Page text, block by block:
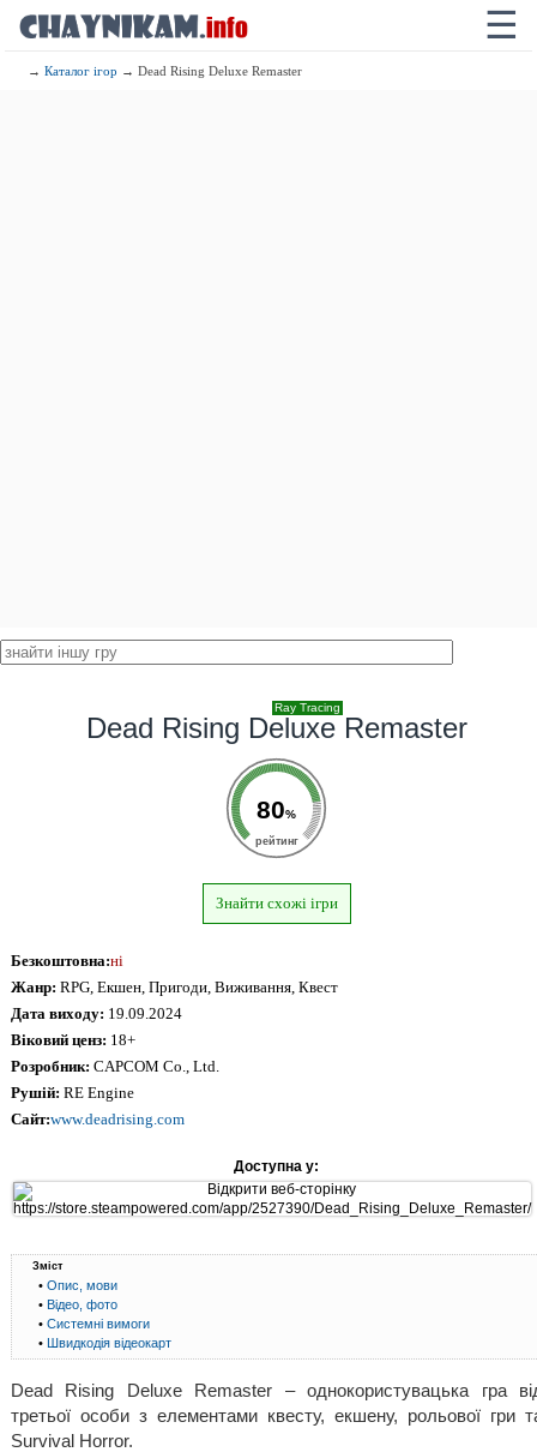
☰
→Каталог ігор → Dead Rising Deluxe Remaster
Ray Tracing
Dead Rising Deluxe Remaster
80%
рейтинг
Знайти схожі ігри
Безкоштовна:ні
Жанр: RPG, Екшен, Пригоди, Виживання, Квест
Дата виходу: 19.09.2024
Віковий ценз: 18+
Розробник: CAPCOM Co., Ltd.
Рушій: RE Engine
Сайт:www.deadrising.com
Доступна у:
Зміст
•Опис, мови
•Відео, фото
•Системні вимоги
•Швидкодія відеокарт
Dead Rising Deluxe Remaster – однокористувацька гра
третьої особи з елементами квесту, екшену, рольової гри
Survival Horror.